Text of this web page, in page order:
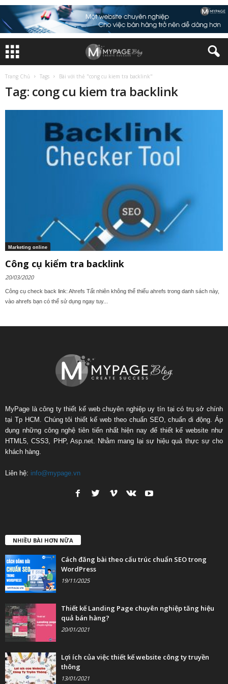
Trang Chủ Tags Bài với thẻ "cong cu kiem tra backlink"
Tag: cong cu kiem tra backlink
Marketing online
Công cụ kiểm tra backlink
20/03/2020
Công cụ check back link: Ahrefs Tất nhiên không thể thiếu ahrefs trong danh sách này,
vào ahrefs bạn có thể sử dụng ngay tuy...
MyPage là công ty thiết kế web chuyên nghiệp uy tín tại có trụ sở chính
tại Tp HCM. Chúng tôi thiết kế web theo chuẩn SEO, chuẩn di động. Áp
dụng những công nghệ tiên tiến nhất hiện nay để thiết kế website như
HTML5, CSS3, PHP, Asp.net. Nhằm mang lại sự hiệu quả thực sự cho
khách hàng.
Liên hệ: info@mypage.vn
NHIỀU BÀI HƠN NỮA
Cách đăng bài theo cấu trúc chuẩn SEO trong
WordPress
19/11/2025
Thiết kế Landing Page chuyên nghiệp tăng hiệu
quả bán hàng?
20/01/2021
Lợi ích của việc thiết kế website công ty truyền
thông
13/01/2021